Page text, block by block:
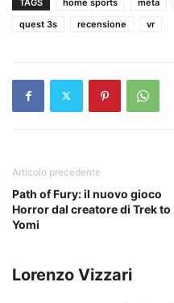
quest 3s
recensione vr
Articolo precedente
Path of Fury: il nuovo gioco
Horror dal creatore di Trek to
Yomi
Lorenzo Vizzari